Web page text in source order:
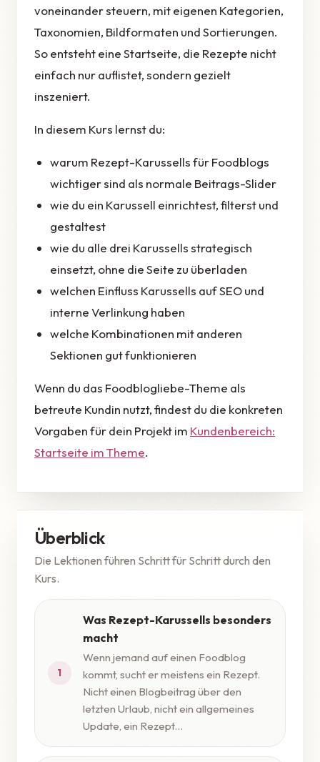
voneinander steuern, mit eigenen Kategorien,
Taxonomien, Bildformaten und Sortierungen.
So entsteht eine Startseite, die Rezepte nicht
einfach nur auflistet, sondern gezielt
inszeniert.
In diesem Kurs lernst du:
warum Rezept-Karussells für Foodblogs
wichtiger sind als normale Beitrags-Slider
wie du ein Karussell einrichtest, filterst und
gestaltest
wie du alle drei Karussells strategisch
einsetzt, ohne die Seite zu überladen
welchen Einfluss Karussells auf SEO und
interne Verlinkung haben
welche Kombinationen mit anderen
Sektionen gut funktionieren
Wenn du das Foodblogliebe-Theme als
betreute Kundin nutzt, findest du die konkreten
Vorgaben für dein Projekt im Kundenbereich:
Startseite im Theme.
Überblick
Die Lektionen führen Schritt für Schritt durch den
Kurs.
1
Was Rezept-Karussells besonders
macht
Wenn jemand auf einen Foodblog
kommt, sucht er meistens ein Rezept.
Nicht einen Blogbeitrag über den
letzten Urlaub, nicht ein allgemeines
Update, ein Rezept...